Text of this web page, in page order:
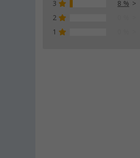
3
8 %
2
1